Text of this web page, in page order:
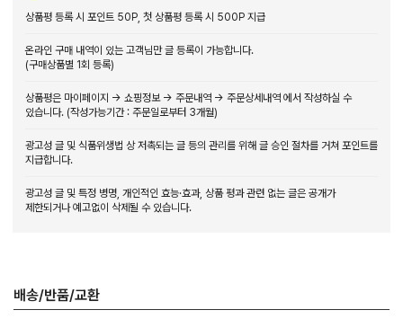
상품평 등록 시 포인트 50P, 첫 상품평 등록 시 500P 지급
온라인 구매 내역이 있는 고객님만 글 등록이 가능합니다.
(구매상품별 1회 등록)
상품평은 마이페이지 → 쇼핑정보 → 주문내역 → 주문상세내역 에서 작성하실 수
있습니다. (작성가능기간 : 주문일로부터 3개월)
광고성 글 및 식품위생법 상 저촉되는 글 등의 관리를 위해 글 승인 절차를 거쳐 포인트를
지급합니다.
광고성 글 및 특정 병명, 개인적인 효능·효과, 상품 평과 관련 없는 글은 공개가
제한되거나 예고없이 삭제될 수 있습니다.
배송/반품/교환